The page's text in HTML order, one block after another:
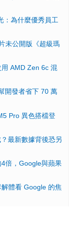
：為什麼優秀員工
未公開版《超級瑪
AMD Zen 6c 混
開發者省下 70 萬
Pro 異色搭檔登
最新數據背後恐另
倍，Google與蘋果
體看 Google 的焦